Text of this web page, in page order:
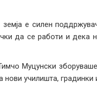
е силен
да се работи и дека
Муцунски
училишта, градинки